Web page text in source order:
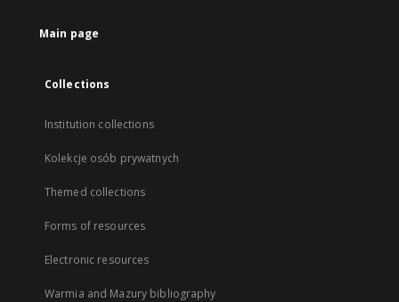
Main page
Collections
Institution collections
Kolekcje osób prywatnych
Themed collections
Forms of resources
Electronic resources
Warmia and Mazury bibliography